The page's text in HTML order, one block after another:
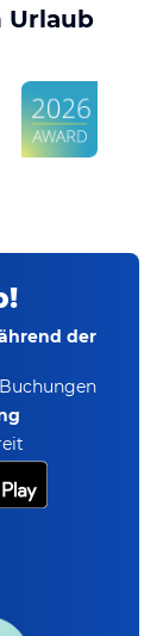
Urlaub
der